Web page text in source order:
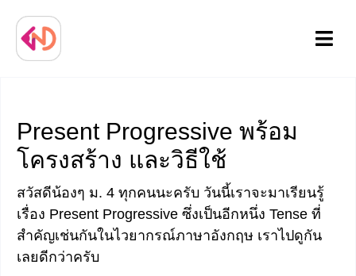
Menu
Present Progressive พร้อม
โครงสร้าง และวิธีใช้
สวัสดีน้องๆ ม. 4 ทุกคนนะครับ วันนี้เราจะมาเรียนรู้
เรื่อง Present Progressive ซึ่งเป็นอีกหนึ่ง Tense ที่
สำคัญเช่นกันในไวยากรณ์ภาษาอังกฤษ เราไปดูกัน
เลยดีกว่าครับ